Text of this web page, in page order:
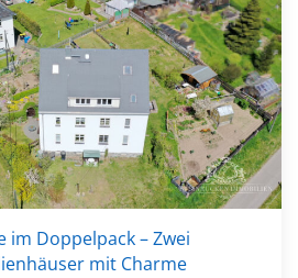
im Doppelpack – Zwei
mit Charme